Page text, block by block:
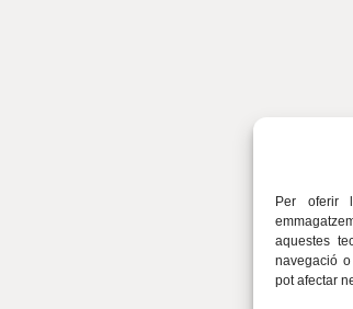
Per oferir
aquestes
navegació
pot afectar